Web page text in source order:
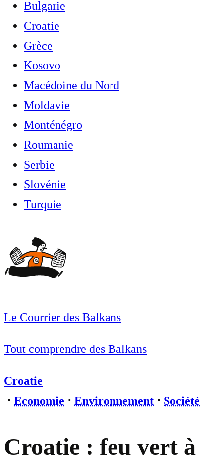
Bulgarie
Croatie
Grèce
Kosovo
Macédoine du Nord
Moldavie
Monténégro
Roumanie
Serbie
Slovénie
Turquie
Le Courrier des Balkans
Tout comprendre des Balkans
Croatie
⋅ Economie ⋅ Environnement ⋅ Société
Croatie : feu vert à